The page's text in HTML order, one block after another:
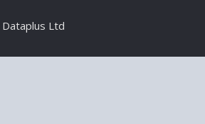
Dataplus Ltd